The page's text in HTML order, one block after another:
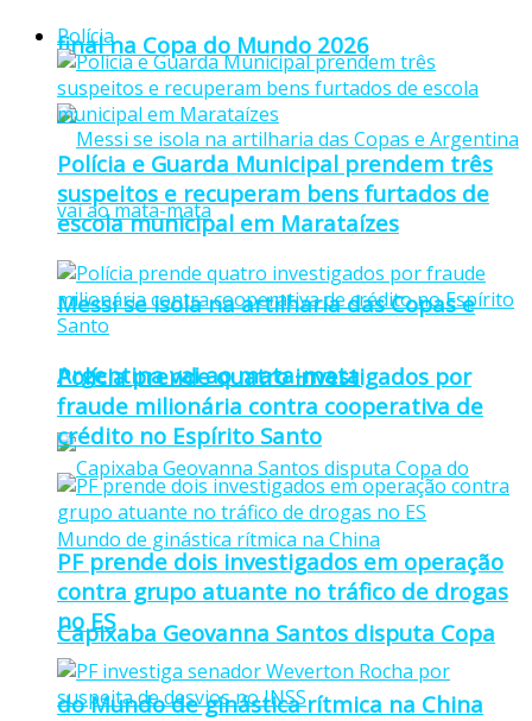
final na Copa do Mundo 2026
Messi se isola na artilharia das Copas e
Argentina vai ao mata-mata
Capixaba Geovanna Santos disputa Copa
do Mundo de ginástica rítmica na China
Polícia
Polícia e Guarda Municipal prendem três
suspeitos e recuperam bens furtados de
escola municipal em Marataízes
Polícia prende quatro investigados por
fraude milionária contra cooperativa de
crédito no Espírito Santo
PF prende dois investigados em operação
contra grupo atuante no tráfico de drogas
no ES